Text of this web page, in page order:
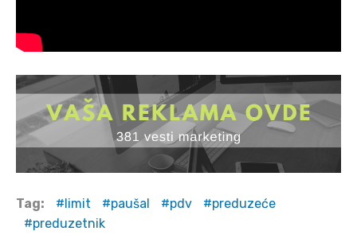
Tag: limit paušal pdv
preduzeće
preduzetnik